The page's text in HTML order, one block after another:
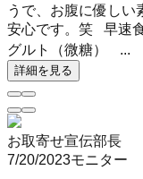
うで、お腹に優しい
安心です。笑 早速
グルト（微糖） ...
詳細を見る
お取寄せ宣伝部長
7/20/2023モニター